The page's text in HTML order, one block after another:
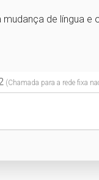
de língua
(Chamada para a rede fixa